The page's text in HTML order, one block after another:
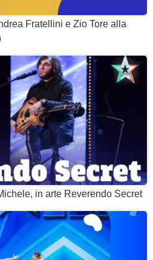
Fratellini e Zio Tore alla
in arte Reverendo Secret